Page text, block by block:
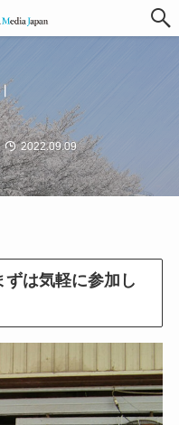
2022.09.09
は気軽に参加し